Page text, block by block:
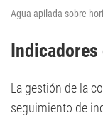
Agua apilada sobre
Indicadores
La gestión de la
seguimiento de